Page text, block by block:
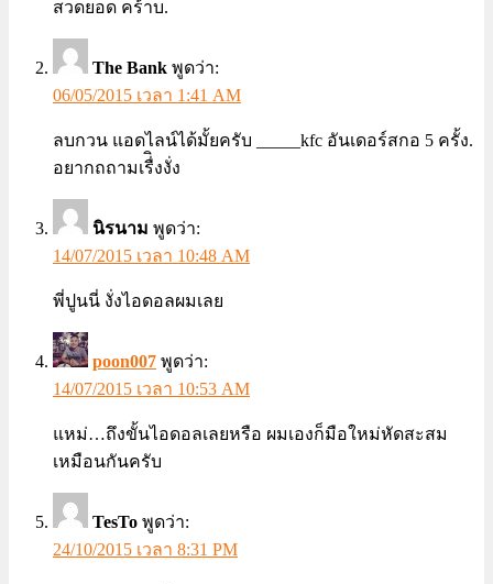
สวดยอด คร้าบ.
The Bank พูดว่า:
06/05/2015 เวลา 1:41 AM
ลบกวน แอดไลน์ได้มั้ยครับ _____kfc อันเดอร์สกอ 5 ครั้ง.
อยากถถามเรื่ิงงั่ง
นิรนาม พูดว่า:
14/07/2015 เวลา 10:48 AM
พี่ปูนนี่ งั่งไอดอลผมเลย
poon007 พูดว่า:
14/07/2015 เวลา 10:53 AM
แหม่…ถึงขั้นไอดอลเลยหรือ ผมเองก็มือใหม่หัดสะสม
เหมือนกันครับ
TesTo พูดว่า:
24/10/2015 เวลา 8:31 PM